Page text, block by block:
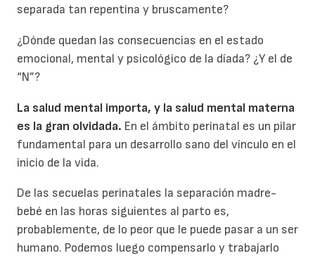
separada tan repentina y bruscamente?
¿Dónde quedan las consecuencias en el estado
emocional, mental y psicológico de la díada? ¿Y el de
“N”?
La salud mental importa, y la salud mental materna
es la gran olvidada. En el ámbito perinatal es un pilar
fundamental para un desarrollo sano del vínculo en el
inicio de la vida.
De las secuelas perinatales la separación madre-
bebé en las horas siguientes al parto es,
probablemente, de lo peor que le puede pasar a un ser
humano. Podemos luego compensarlo y trabajarlo